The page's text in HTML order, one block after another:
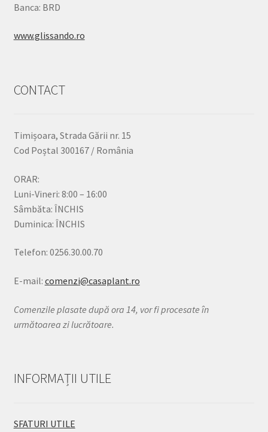
Banca: BRD
www.glissando.ro
CONTACT
Timișoara, Strada Gării nr. 15
Cod Poștal 300167 / România
ORAR:
Luni-Vineri: 8:00 – 16:00
Sâmbăta: ÎNCHIS
Duminica: ÎNCHIS
Telefon: 0256.30.00.70
E-mail: comenzi@casaplant.ro
Comenzile plasate după ora 14, vor fi procesate în
următoarea zi lucrătoare.
INFORMAȚII UTILE
SFATURI UTILE